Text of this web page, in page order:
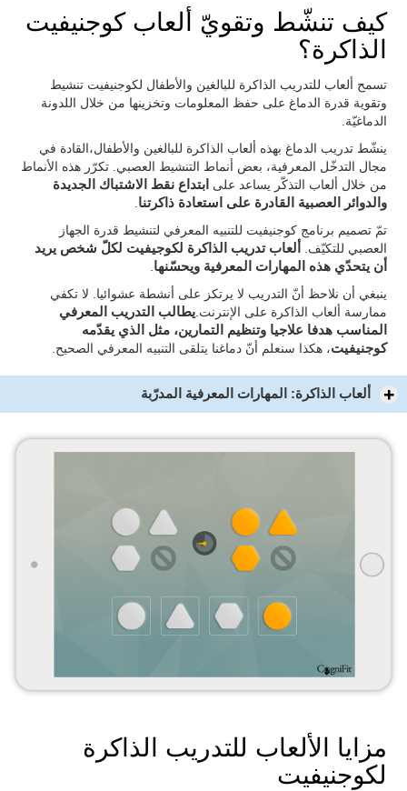
كيف تنشّط وتقويّ ألعاب كوجنيفيت
الذاكرة؟
تسمح ألعاب للتدريب الذاكرة للبالغين والأطفال لكوجنيفيت تنشيط
وتقوية قدرة الدماغ على حفظ المعلومات وتخزينها من خلال اللدونة
الدماغيّة.
ينشّط تدريب الدماغ بهذه ألعاب الذاكرة للبالغين والأطفال،القادة في
مجال التدخّل المعرفية، بعض أنماط التنشيط العصبي. تكرّر هذه الأنماط
من خلال ألعاب التذكّر يساعد على ابتداع نقط الاشتباك الجديدة
والدوائر العصبية القادرة على استعادة ذاكرتنا
تمّ تصميم برنامج كوجنيفيت للتنبيه المعرفي لتنشيط قدرة الجهاز
العصبي للتكيّف.
ألعاب تدريب الذاكرة لكوجيفيت لكلّ شخص يريد
أن يتحدّي هذه المهارات المعرفية ويحسّنها
ينبغي أن نلاحظ أنّ التدريب لا يرتكز على أنشطة عشوائيا. لا تكفي
ممارسة ألعاب الذاكرة على الإنترنت.يطالب التدريب المعرفي
المناسب هدفا علاجيا وتنظيم التمارين، مثل الذي يقدّمه
كوجنيفيت، هكذا سنعلم أنّ دماغنا يتلقى التنبيه المعرفي الصحيح.
ألعاب الذاكرة: المهارات المعرفية المدرّبة
مزايا الألعاب للتدريب الذاكرة
لكوجنيفيت